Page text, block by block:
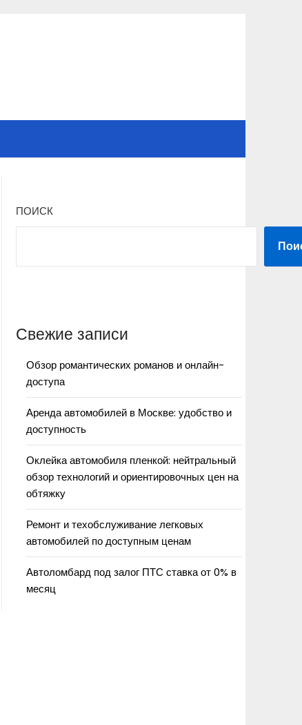
ПОИСК
Свежие записи
Обзор романтических романов и онлайн-
доступа
Аренда автомобилей в Москве: удобство и
доступность
Оклейка автомобиля пленкой: нейтральный
обзор технологий и ориентировочных цен на
обтяжку
Ремонт и техобслуживание легковых
автомобилей по доступным ценам
Автоломбард под залог ПТС ставка от 0% в
месяц